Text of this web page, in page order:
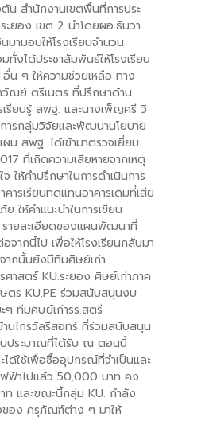
ต้น สำนักงานเขตพื้นที่การประ
ะยอง เขต 2 นำโดยผอ.ธันวา
มามอบให้โรงเรียนจำนวน
งได้ประชาสัมพันธ์ให้โรงเรียน
น ๆ ให้ความช่วยเหลือ ทาง
วัณย์ ตรีเนตร ที่ปรึกษาด้าน
รียนรู้ สพฐ. และนางเพ็ญศรี วิ
ารกลุ่มวิจัยและพัฒนานโยบาย
น สพฐ. ได้เข้ามาตรวจเยี่ยม
ที่เกิดความเสียหายจากเหตุ
ให้คำปรึกษาในการดำเนินการ
ารเรียนทดแทนอาคารเดิมที่เสีย
ย ให้คำแนะนำในการเขียน
รายละเอียดของแผนพัฒนาที่
อจากนี้ไป เพื่อให้โรงเรียนกลับมา
ากนั้นยังมีทีมศิษย์เก่า
าสตร์ KU.ระยอง ศิษย์เก่าภาค
ตร KU.PE ร่วมสนับสนุนงบ
ๆ ทีมศิษย์เก่ารร.สตรี
นไกรวัลรีสอทร์ ที่ร่วมสนับสนุน
ประมาณที่ได้รับ ณ ตอนนี้
ด้ใช้เพื่อซื้ออุปกรณ์ที่จำเป็นและ
ฟ้าไปแล้ว 50,000 บาท คง
ท และขณะนี้กลุ่ม KU. กำลัง
อง ครุภัณฑ์ต่าง ๆ มาให้